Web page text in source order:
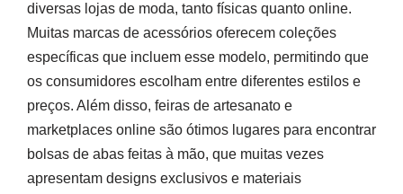
diversas lojas de moda, tanto físicas quanto online.
Muitas marcas de acessórios oferecem coleções
específicas que incluem esse modelo, permitindo que
os consumidores escolham entre diferentes estilos e
preços. Além disso, feiras de artesanato e
marketplaces online são ótimos lugares para encontrar
bolsas de abas feitas à mão, que muitas vezes
apresentam designs exclusivos e materiais